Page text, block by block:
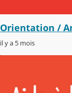
Orientation /
il y a 5 mois